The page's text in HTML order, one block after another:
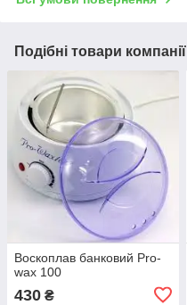
Подібні товари компанії
Воскоплав банковий Pro-
wax 100
430 ₴